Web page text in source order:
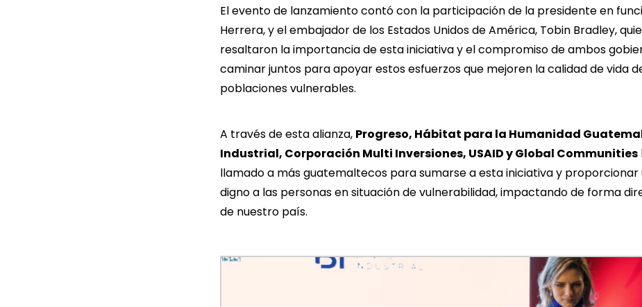
El evento de lanzamiento contó con la participación de la presidente en
Herrera, y el embajador de los Estados Unidos de América, Tobin Bradley,
resaltaron la importancia de esta iniciativa y el compromiso de ambos
caminar juntos para apoyar estos esfuerzos que mejoren la calidad de vida
poblaciones vulnerables.
A través de esta alianza, Progreso, Hábitat para la Humanidad
Industrial, Corporación Multi Inversiones, USAIDyGlobal Communities
llamado a más guatemaltecos para sumarse a esta iniciativa y
digno a las personas en situación de vulnerabilidad, impactando de forma
de nuestro país.